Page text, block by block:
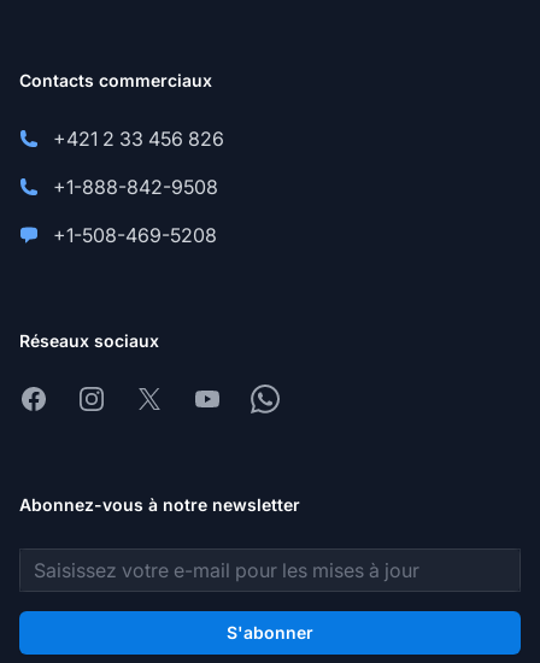
Contacts commerciaux
+421 2 33 456 826
+1-888-842-9508
+1-508-469-5208
Réseaux sociaux
FacebookInstagram
X YoutubeWhatsapp
Abonnez-vous à notre newsletter
Adresse e-mail
S'abonner